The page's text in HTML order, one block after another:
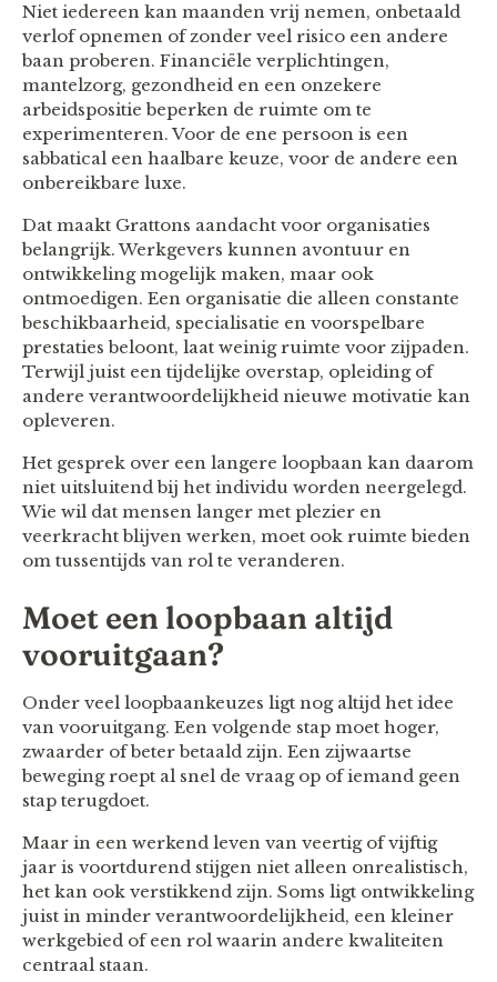
Niet iedereen kan maanden vrij nemen, onbetaald
verlof opnemen of zonder veel risico een andere
baan proberen. Financiële verplichtingen,
mantelzorg, gezondheid en een onzekere
arbeidspositie beperken de ruimte om te
experimenteren. Voor de ene persoon is een
sabbatical een haalbare keuze, voor de andere een
onbereikbare luxe.
Dat maakt Grattons aandacht voor organisaties
belangrijk. Werkgevers kunnen avontuur en
ontwikkeling mogelijk maken, maar ook
ontmoedigen. Een organisatie die alleen constante
beschikbaarheid, specialisatie en voorspelbare
prestaties beloont, laat weinig ruimte voor zijpaden.
Terwijl juist een tijdelijke overstap, opleiding of
andere verantwoordelijkheid nieuwe motivatie kan
opleveren.
Het gesprek over een langere loopbaan kan daarom
niet uitsluitend bij het individu worden neergelegd.
Wie wil dat mensen langer met plezier en
veerkracht blijven werken, moet ook ruimte bieden
om tussentijds van rol te veranderen.
Moet een loopbaan altijd
vooruitgaan?
Onder veel loopbaankeuzes ligt nog altijd het idee
van vooruitgang. Een volgende stap moet hoger,
zwaarder of beter betaald zijn. Een zijwaartse
beweging roept al snel de vraag op of iemand geen
stap terugdoet.
Maar in een werkend leven van veertig of vijftig
jaar is voortdurend stijgen niet alleen onrealistisch,
het kan ook verstikkend zijn. Soms ligt ontwikkeling
juist in minder verantwoordelijkheid, een kleiner
werkgebied of een rol waarin andere kwaliteiten
centraal staan.